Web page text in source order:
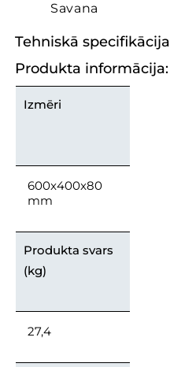
Savana
Tehniskā specifikācija
Produkta informācija:
Izmēri
600x400x80
mm
Produkta svars
(kg)
27,4